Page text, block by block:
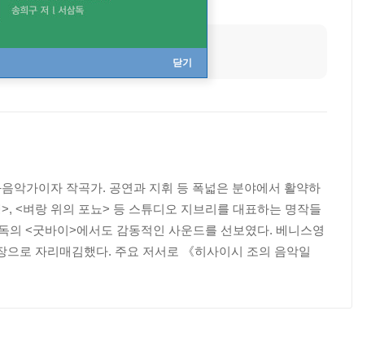
닫기
직업 작곡가, 영화음악가
악가이자 작곡가. 공연과 지휘 등 폭넓은 분야에서 활약하
<벼랑 위의 포뇨> 등 스튜디오 지브리를 대표하는 명작들
<굿바이>에서도 감동적인 사운드를 선보였다. 베니스영
로 자리매김했다. 주요 저서로 《히사이시 조의 음악일